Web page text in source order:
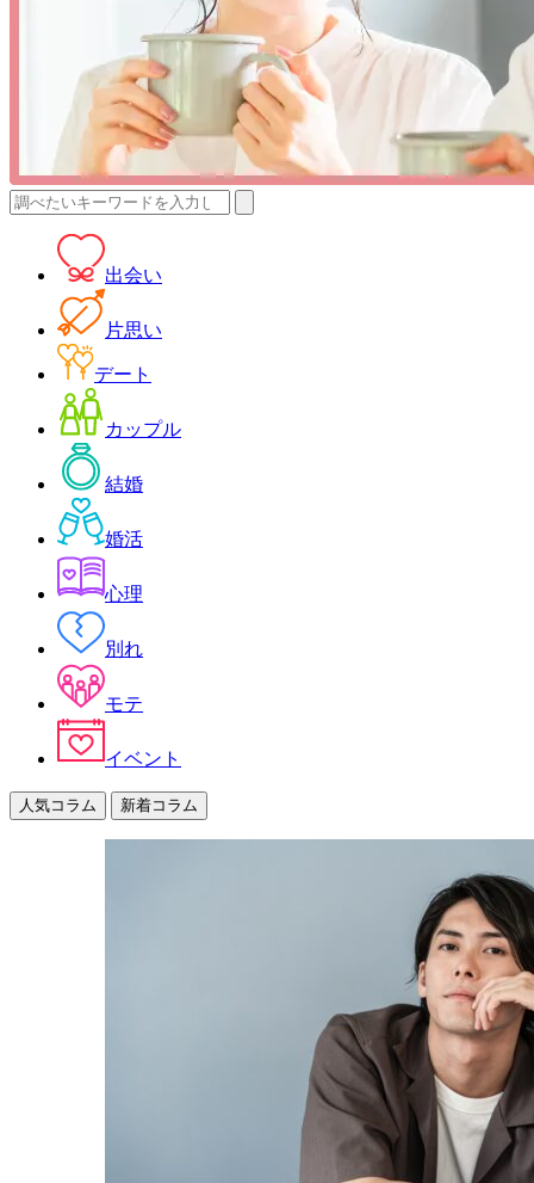
検
出会い
片思い
デート
カップル
結婚
婚活
心理
別れ
モテ
イベント
人気コラム 新着コラム